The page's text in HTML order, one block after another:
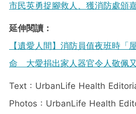
市民英勇捉腳救人、獲消防處頒
延伸閱讀：
【遺愛人間】消防員值夜班時「
命 大愛捐出家人器官令人敬佩又
Text : UrbanLife Health
Photos : UrbanLife Health